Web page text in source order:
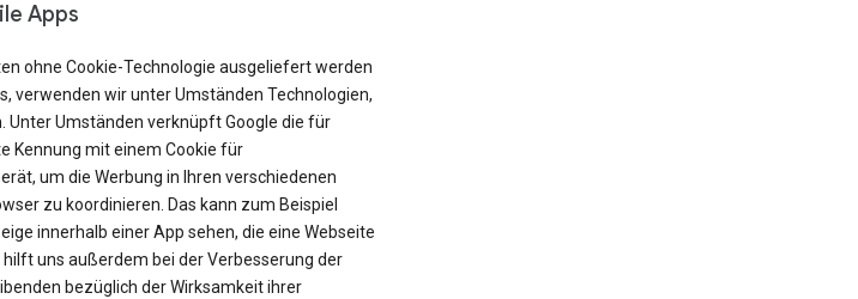
Apps
ohne Cookie-Technologie ausgeliefert werden
verwenden wir unter Umständen Technologien,
Unter Umständen verknüpft Google die für
Kennung mit einem Cookie für
um die Werbung in Ihren verschiedenen
zu koordinieren. Das kann zum Beispiel
innerhalb einer App sehen, die eine Webseite
uns außerdem bei der Verbesserung der
bezüglich der Wirksamkeit ihrer